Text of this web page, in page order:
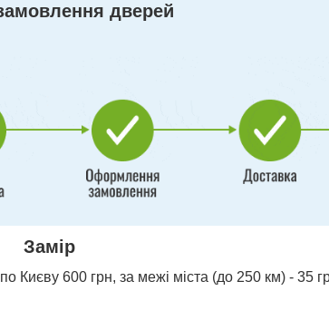
дверей
Замір
Києву 600 грн, за межі міста (до 250 км) - 35